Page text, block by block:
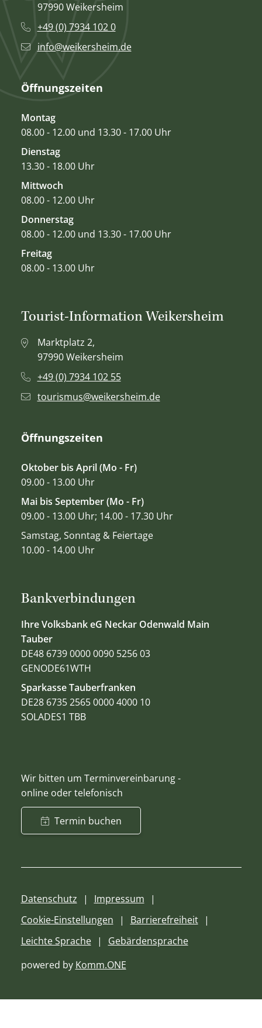
97990 Weikersheim
+49 (0) 7934 102 0
info@weikersheim.de
Öffnungszeiten
Montag
08.00 - 12.00 und 13.30 - 17.00 Uhr
Dienstag
13.30 - 18.00 Uhr
Mittwoch
08.00 - 12.00 Uhr
Donnerstag
08.00 - 12.00 und 13.30 - 17.00 Uhr
Freitag
08.00 - 13.00 Uhr
Bankverbindungen
Ihre Volksbank eG Neckar Odenwald Main
Tauber
DE48 6739 0000 0090 5256 03
GENODE61WTH
Sparkasse Tauberfranken
DE28 6735 2565 0000 4000 10
SOLADES1 TBB
Wir bitten um Terminvereinbarung -
online oder telefonisch
Termin buchen
Tourist-Information Weikersheim
Marktplatz 2,
97990 Weikersheim
+49 (0) 7934 102 55
tourismus@weikersheim.de
Öffnungszeiten
Oktober bis April (Mo - Fr)
09.00 - 13.00 Uhr
Mai bis September (Mo - Fr)
09.00 - 13.00 Uhr; 14.00 - 17.30 Uhr
Samstag, Sonntag & Feiertage
10.00 - 14.00 Uhr
Datenschutz
Impressum
Cookie-Einstellungen
Barrierefreiheit
Leichte Sprache
Gebärdensprache
powered by Komm.ONE